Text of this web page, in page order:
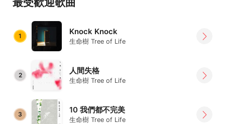
生命樹由主唱吉他手：小王子、貝斯：小N、鼓手：青春組
業自同一所高中，三人結下如手足般深厚的革命情感。小王
子擅長音樂創作與製作，潛入意識細膩創作溫柔而堅定的音
樂與詞曲，鼓手青春深刻探索節奏的無限可能，Bass手小N
用無比的爽朗熱力，將音樂的生命力感染全場。三個人一起
度過年少瘋狂的青春，一起分擔人生的高低潮，一起堅持著
樂團的夢想。
生命樹用音樂呼喚著、堅定著、尋找著這世界「不放棄」的
1 Knock Knock
生命樹 Tree of Life
2 人間失格
生命樹 Tree of Life
3 10 我們都不完美
生命樹 Tree of Life